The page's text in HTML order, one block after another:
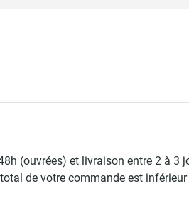
(ouvrées) et livraison entre 2 à 3
de votre commande est inférieur